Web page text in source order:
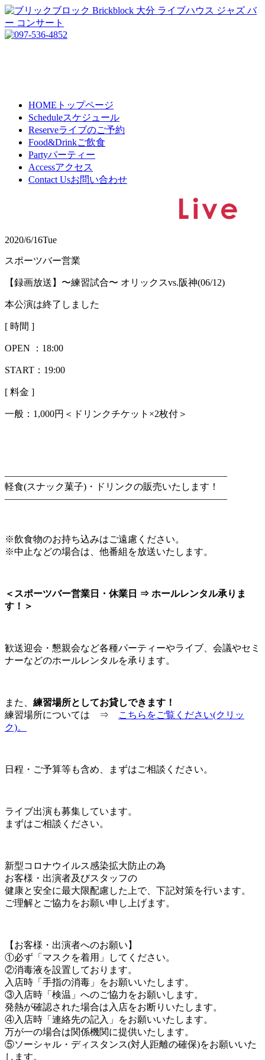
HOME トップページ
Scheduleスケジュール
Reserveライブのご予約
Food&Drinkご飲食
Partyパーティー
Accessアクセス
Contact Usお問い合わせ
2020/6/16Tue
スポーツバー営業
【録画放送】〜練習試合〜 オリックスvs.阪神(06/12)
本公演は終了しました
[ 時間 ]
OPEN ： 18:00
START：19:00
[ 料金 ]
一般： 1,000円＜ドリンクチケット×2枚付＞
———————————————————————–
軽食(スナック菓子)・ドリンクの販売いたします！
———————————————————————–
※飲食物のお持ち込みはご遠慮ください。
※中止などの場合は、他番組を放送いたします。
＜スポーツバー営業日・休業日 ⇒ ホールレンタル承りま
す！＞
歓送迎会・懇親会など各種パーティーやライブ、会議やセミ
ナーなどのホールレンタルを承ります。
また、 練習場所としてお貸しできます！
練習場所については ⇒
こちらをご覧ください(クリッ
ク)。
日程・ご予算等も含め、まずはご相談ください。
ライブ出演も募集しています。
まずはご相談ください。
新型コロナウイルス感染拡大防止の為
お客様・出演者及びスタッフの
健康と安全に最大限配慮した上で、下記対策を行います。
ご理解とご協力をお願い申し上げます。
【お客様・出演者へのお願い】
①必ず「マスクを着用」してください。
②消毒液を設置しております。
入店時「手指の消毒」をお願いいたします。
③入店時「検温」へのご協力をお願いします。
発熱が確認された場合は入店をお断りいたします。
④入店時「連絡先の記入」をお願いいたします。
万が一の場合は関係機関に提供いたします。
⑤ソーシャル・ディスタンス(対人距離の確保)をお願いいた
します。